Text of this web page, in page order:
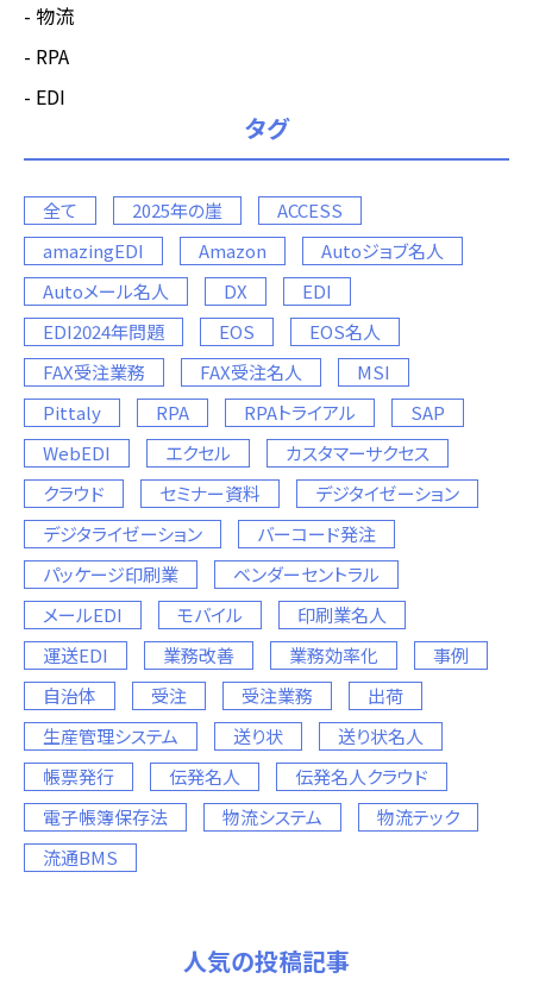
物流
RPA
EDI
タグ
全て 2025年の崖
ACCESS
amazingEDI
Amazon
Autoジョブ名人
Autoメール名人
DX
EDI
EDI2024年問題
EOS
EOS名人
FAX受注業務
FAX受注名人
MSI
Pittaly
RPA RPAトライアル
SAP
WebEDI
エクセル
カスタマーサクセス
クラウド
セミナー資料
デジタイゼーション
デジタライゼーション
バーコード発注
パッケージ印刷業
ベンダーセントラル
メールEDI
モバイル
印刷業名人
運送EDI
業務改善 業務効率化
事例
自治体
受注 受注業務
出荷
生産管理システム
送り状
送り状名人
帳票発行
伝発名人
伝発名人クラウド
電子帳簿保存法
物流システム
物流テック
流通BMS
人気の投稿記事